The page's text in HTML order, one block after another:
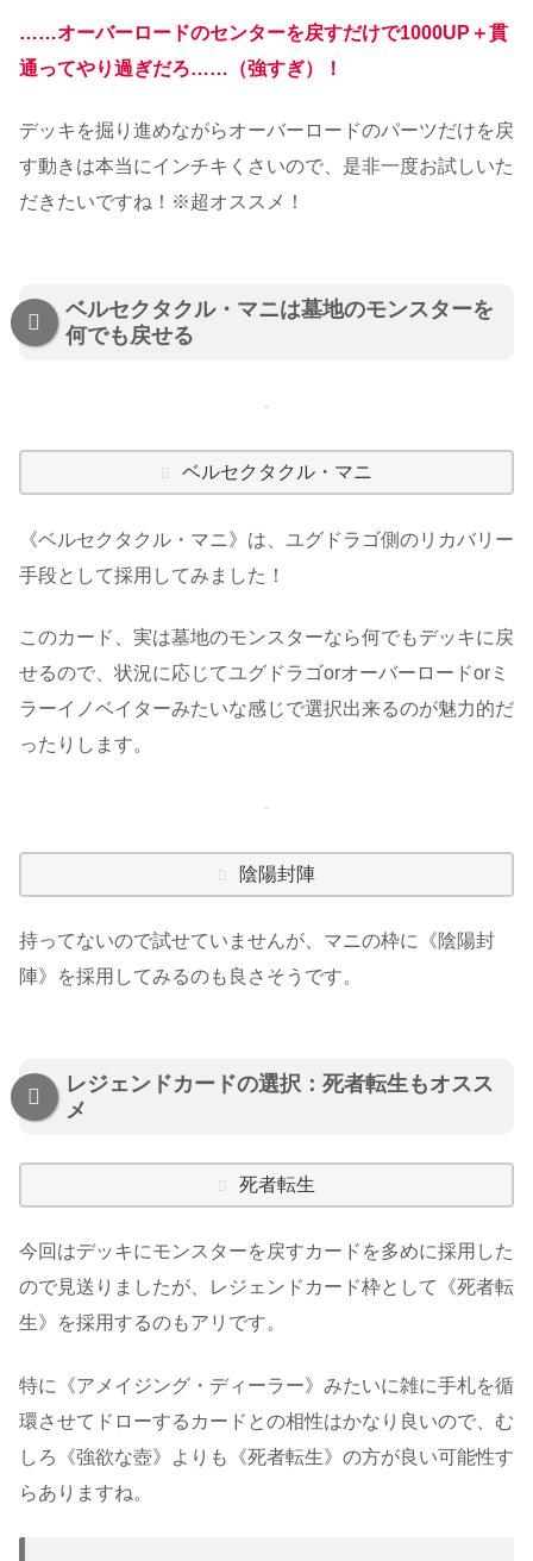
……オーバーロードのセンターを戻すだけで1000UP＋貫
通ってやり過ぎだろ……（強すぎ）！
デッキを掘り進めながらオーバーロードのパーツだけを戻
す動きは本当にインチキくさいので、是非一度お試しいた
だきたいですね！※超オススメ！
ベルセクタクル・マニは墓地のモンスターを
何でも戻せる
ベルセクタクル・マニ
《ベルセクタクル・マニ》は、ユグドラゴ側のリカバリー
手段として採用してみました！
このカード、実は墓地のモンスターなら何でもデッキに戻
せるので、状況に応じてユグドラゴorオーバーロードorミ
ラーイノベイターみたいな感じで選択出来るのが魅力的だ
ったりします。
陰陽封陣
持ってないので試せていませんが、マニの枠に《陰陽封
陣》を採用してみるのも良さそうです。
レジェンドカードの選択：死者転生もオスス
メ
死者転生
今回はデッキにモンスターを戻すカードを多めに採用した
ので見送りましたが、レジェンドカード枠として《死者転
生》を採用するのもアリです。
特に《アメイジング・ディーラー》みたいに雑に手札を循
環させてドローするカードとの相性はかなり良いので、む
しろ《強欲な壺》よりも《死者転生》の方が良い可能性す
らありますね。